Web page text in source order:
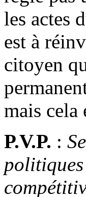
les actes
est à
citoyen
mais cela
P.V.P. :